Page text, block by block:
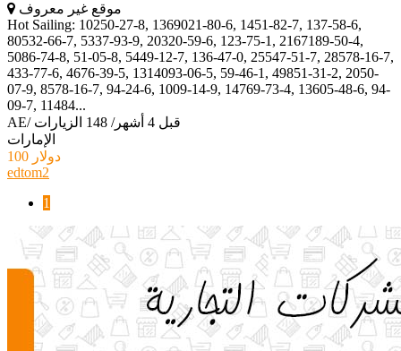
موقع غير معروف
Hot Sailing: 10250-27-8, 1369021-80-6, 1451-82-7, 137-58-6,
80532-66-7, 5337-93-9, 20320-59-6, 123-75-1, 2167189-50-4,
5086-74-8, 51-05-8, 5449-12-7, 136-47-0, 25547-51-7, 28578-16-7,
433-77-6, 4676-39-5, 1314093-06-5, 59-46-1, 49851-31-2, 2050-
07-9, 8578-16-7, 94-24-6, 1009-14-9, 14769-73-4, 13605-48-6, 94-
09-7, 11484...
AE/ قبل 4 أشهر / 148 الزيارات
الإمارات
100 دولار
edtom2
1